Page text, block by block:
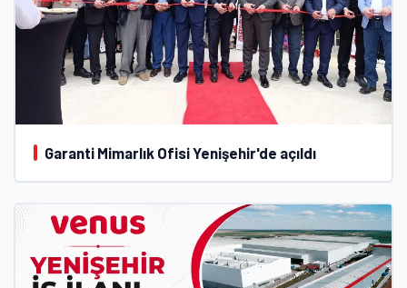
Garanti Mimarlık Ofisi Yenişehir'de açıldı